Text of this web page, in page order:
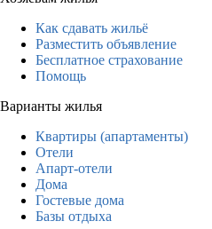
Как сдавать жильё
Разместить объявление
Бесплатное страхование
Помощь
Варианты жилья
Квартиры (апартаменты)
Отели
Апарт-отели
Дома
Гостевые дома
Базы отдыха